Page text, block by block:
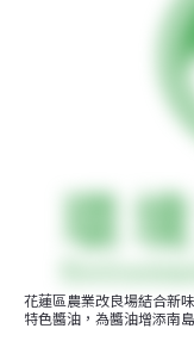
花蓮區農業改良場結合新
特色醬油，為醬油增添南